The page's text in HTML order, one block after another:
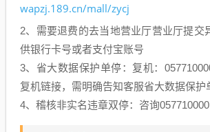
wapzj.189.cn/mall/zycj
2、需要退费的去当地营业厅营业厅提交
供银行卡号或者支付宝账号
3、省大数据保护单停：复机：
复机链接，需明确告知客服省大数据保护
4、稽核非实名违章双停：咨询057710000